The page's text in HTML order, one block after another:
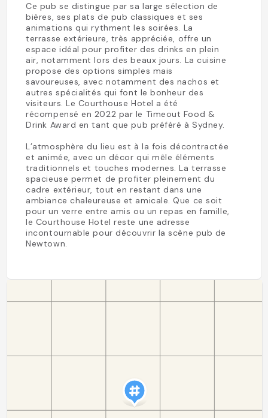
Ce pub se distingue par sa large sélection de
bières, ses plats de pub classiques et ses
animations qui rythment les soirées. La
terrasse extérieure, très appréciée, offre un
espace idéal pour profiter des drinks en plein
air, notamment lors des beaux jours. La cuisine
propose des options simples mais
savoureuses, avec notamment des nachos et
autres spécialités qui font le bonheur des
visiteurs. Le Courthouse Hotel a été
récompensé en 2022 par le Timeout Food &
Drink Award en tant que pub préféré à Sydney.
L’atmosphère du lieu est à la fois décontractée
et animée, avec un décor qui mêle éléments
traditionnels et touches modernes. La terrasse
spacieuse permet de profiter pleinement du
cadre extérieur, tout en restant dans une
ambiance chaleureuse et amicale. Que ce soit
pour un verre entre amis ou un repas en famille,
le Courthouse Hotel reste une adresse
incontournable pour découvrir la scène pub de
Newtown.